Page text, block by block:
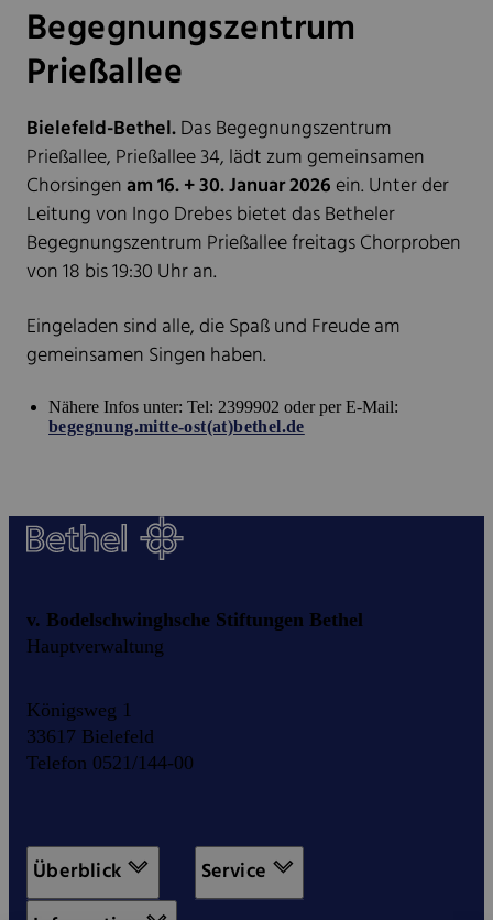
Begegnungszentrum
Prießallee
Bielefeld-Bethel.Das Begegnungszentrum
Prießallee, Prießallee 34, lädt zum gemeinsamen
Chorsingenam 16. + 30. Januar 2026 ein. Unter der
Leitung von Ingo Drebes bietet das Betheler
Begegnungszentrum Prießallee freitags Chorproben
von 18 bis 19:30 Uhr an.
Eingeladen sind alle, die Spaß und Freude am
gemeinsamen Singen haben.
Nähere Infos unter: Tel: 2399902 oder per E-Mail:
begegnung.mitte-ost(at)bethel.de
v. Bodelschwinghsche Stiftungen Bethel
Hauptverwaltung
Königsweg 1
33617 Bielefeld
Telefon 0521/144-00
Überblick
Service